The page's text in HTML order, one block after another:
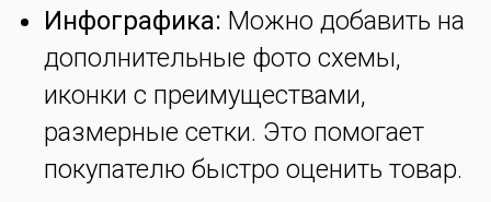
Инфографика: Можно добавить на
дополнительные фото схемы,
иконки с преимуществами,
размерные сетки. Это помогает
покупателю быстро оценить товар.